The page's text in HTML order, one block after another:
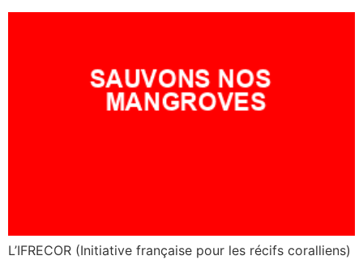
L’IFRECOR (Initiative française pour les récifs coralliens)